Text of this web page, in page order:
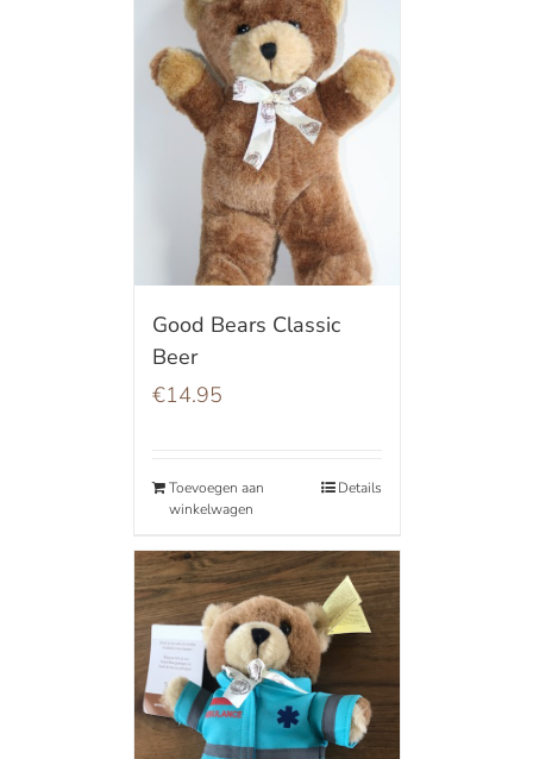
Good Bears Classic
Beer
€14.95
Toevoegen aan
winkelwagen
Details